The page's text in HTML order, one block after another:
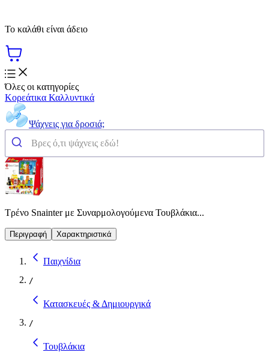
Το καλάθι είναι άδειο
Όλες οι κατηγορίες
Κορεάτικα Καλλυντικά
Ψάχνεις για δροσιά;
Τρένο Snainter με Συναρμολογούμενα Τουβλάκια...
Περιγραφή Χαρακτηριστικά
Παιχνίδια
/
Κατασκευές & Δημιουργικά
/
Τουβλάκια